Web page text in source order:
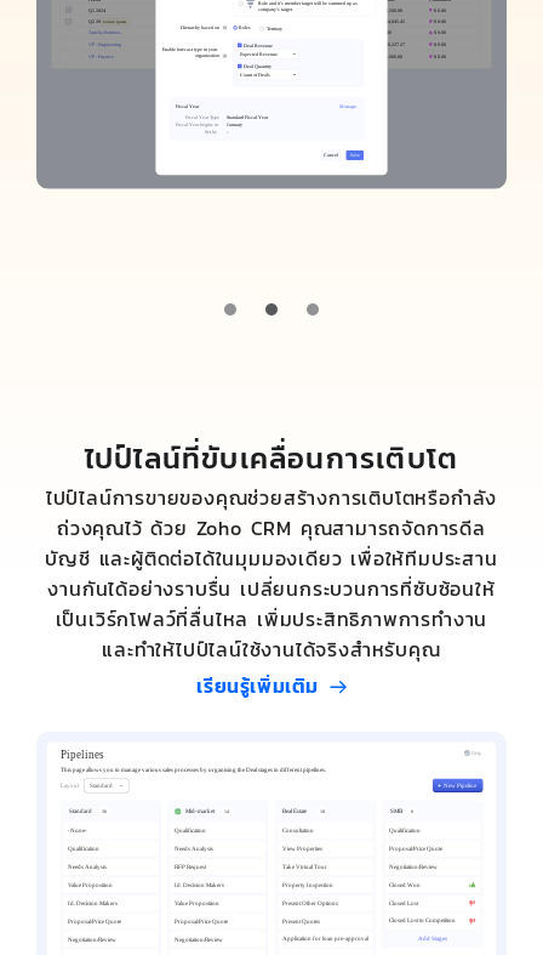
ไปป์ไลน์ที่ขับเคลื่อนการเติบโต
ไปป์ไลน์การขายของคุณช่วยสร้างการเติบโตหรือกำลัง
ถ่วงคุณไว้ ด้วย Zoho CRM คุณสามารถจัดการดีล
บัญชี และผู้ติดต่อได้ในมุมมองเดียว เพื่อให้ทีมประสาน
งานกันได้อย่างราบรื่น เปลี่ยนกระบวนการที่ซับซ้อนให้
เป็นเวิร์กโฟลว์ที่ลื่นไหล เพิ่มประสิทธิภาพการทำงาน
และทำให้ไปป์ไลน์ใช้งานได้จริงสำหรับคุณ
เรียนรู้เพิ่มเติม